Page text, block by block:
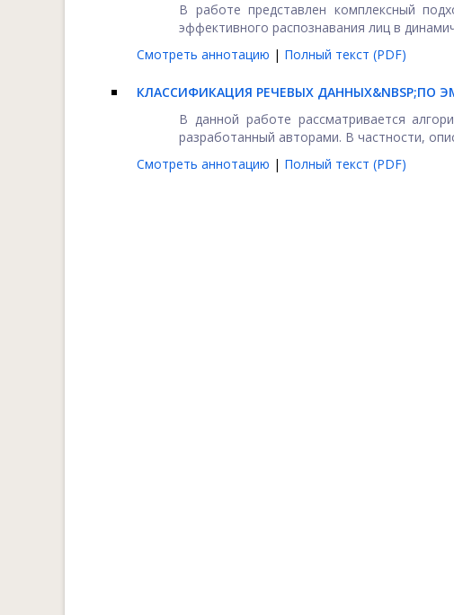
В работе представлен комплексный
эффективного распознавания лиц в
Смотреть аннотацию | Полный текст (PDF)
КЛАССИФИКАЦИЯ РЕЧЕВЫХ
В данной работе рассматривается
разработанный авторами. В частности,
Смотреть аннотацию | Полный текст (PDF)